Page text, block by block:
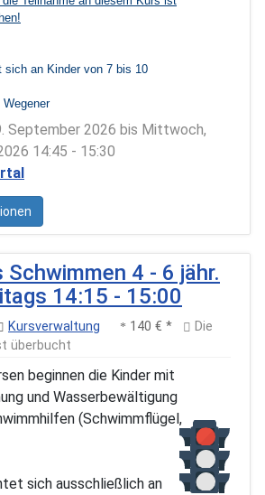
sich an Kinder von 7 bis 10
Wegener
September 2026 bis Mittwoch,
14:45 - 15:30
Schwimmen 4 - 6 jähr.
14:15 - 15:00
Kursverwaltung 140 € *
Die
überbucht
beginnen die Kinder mit
und Wasserbewältigung
(Schwimmflügel,
sich ausschließlich an